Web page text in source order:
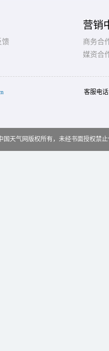
馈
营销
商务合
媒资合
客服电
国天气网版权所有，未经书面授权